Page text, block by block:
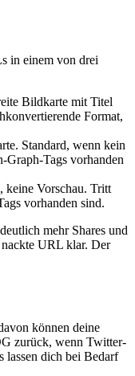
in einem von drei
Bildkarte mit Titel
Format,
Standard, wenn kein
Graph-Tags vorhanden
keine Vorschau. Tritt
vorhanden sind.
mehr Shares und
nackte URL klar. Der
können deine
zurück, wenn Twitter-
lassen dich bei Bedarf